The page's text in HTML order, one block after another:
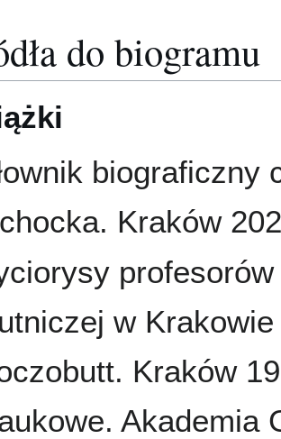
do biogramu
biograficzny
Kraków
w
Kraków
Akademia